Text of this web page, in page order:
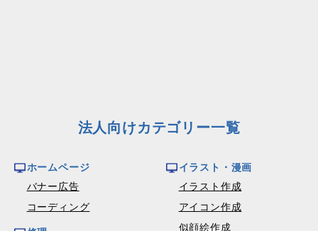
法人向けカテゴリー一覧
ホームページ
バナー広告
コーディング
イラスト・漫画
イラスト作成
アイコン作成
似顔絵作成